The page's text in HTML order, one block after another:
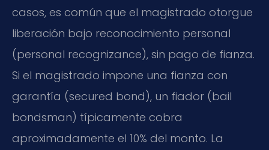
casos, es común que el magistrado otorgue
liberación bajo reconocimiento personal
(personal recognizance), sin pago de fianza.
Si el magistrado impone una fianza con
garantía (secured bond), un fiador (bail
bondsman) típicamente cobra
aproximadamente el 10% del monto. La